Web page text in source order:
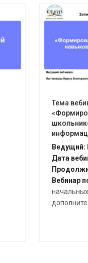
Тема
Ведущий:
Дата
Вебинар